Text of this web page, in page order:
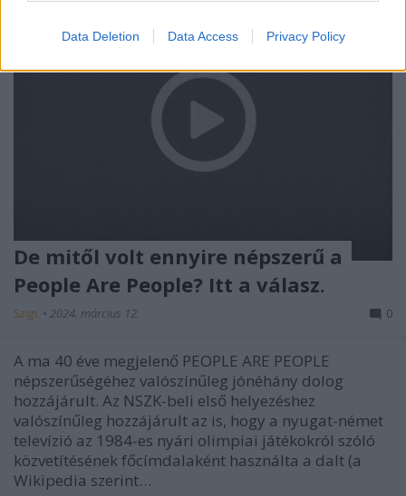
Data Deletion Data Access Privacy Policy
De mitől volt ennyire népszerű a
People Are People? Itt a válasz.
Szigi. • 2024. március 12. 0
A ma 40 éve megjelenő PEOPLE ARE PEOPLE
népszerűségéhez valószínűleg jónéhány dolog
hozzájárult. Az NSZK-beli első helyezéshez
valószínűleg hozzájárult az is, hogy a nyugat-német
televízió az 1984-es nyári olimpiai játékokról szóló
közvetítésének főcímdalaként használta a dalt (a
Wikipedia szerint…